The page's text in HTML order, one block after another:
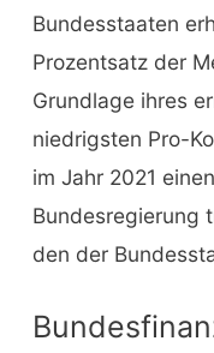
Bundesstaaten
Prozentsatz der
Grundlage ihres
niedrigsten Pro-
im Jahr 2021
Bundesregierung
den der